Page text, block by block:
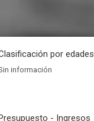
por edades
información
- Ingresos